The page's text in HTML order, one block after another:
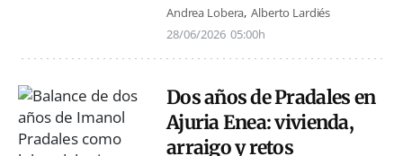
Andrea Lobera Alberto Lardiés
28/06/2026 05:00h
Dos años de Pradales en
Ajuria Enea: vivienda,
arraigo y retos